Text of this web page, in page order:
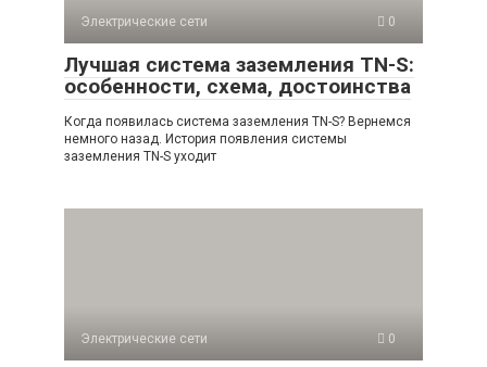
Электрические сети 0
Лучшая система заземления TN-S:
особенности, схема, достоинства
Когда появилась система заземления TN-S? Вернемся
немного назад. История появления системы
заземления TN-S уходит
Электрические сети 0